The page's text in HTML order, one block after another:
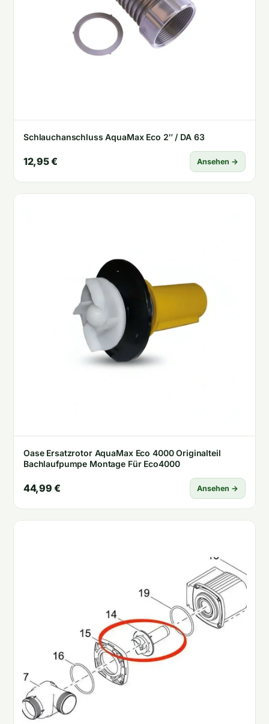
Schlauchanschluss AquaMax Eco 2″ / DA 63
12,95 € Ansehen →
Oase Ersatzrotor AquaMax Eco 4000 Originalteil
Bachlaufpumpe Montage Für Eco4000
44,99 € Ansehen →